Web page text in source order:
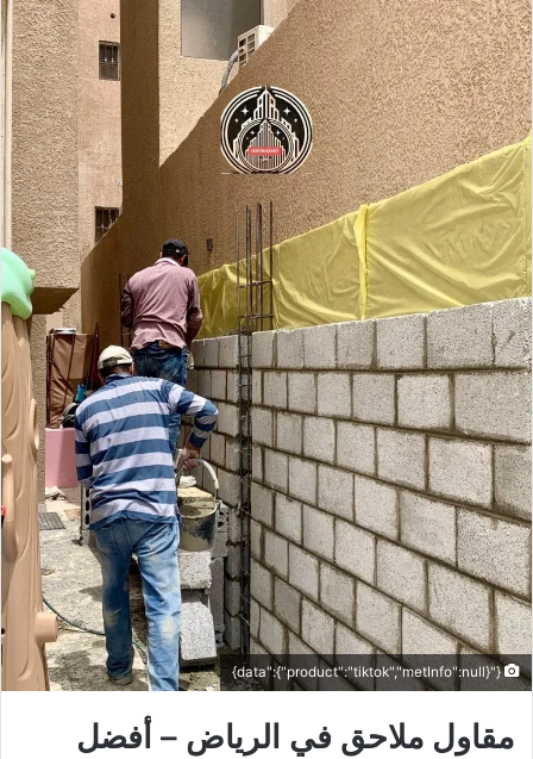
{"data":{"product":"tiktok","metInfo":null}}
مقاول ملاحق في الرياض – أفضل